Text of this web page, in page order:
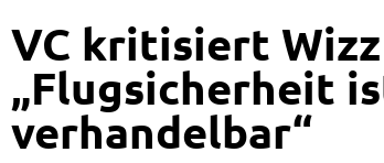
VC kritisiert Wizz
„Flugsicherheit
verhandelbar“